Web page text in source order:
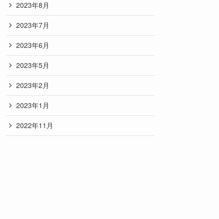
2023年8月
2023年7月
2023年6月
2023年5月
2023年2月
2023年1月
2022年11月